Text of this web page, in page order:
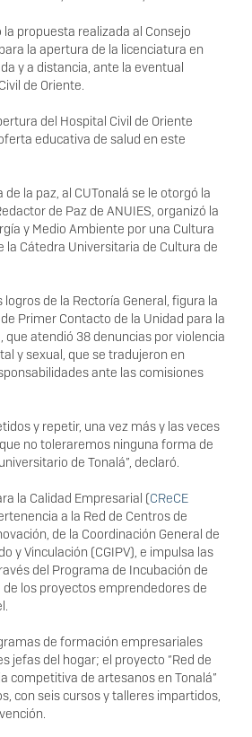
la propuesta realizada al Consejo
la apertura de la licenciatura en
y a distancia, ante la eventual
de Oriente.
del Hospital Civil de Oriente
educativa de salud en este
la paz, al CUTonalá se le otorgó la
de Paz de ANUIES, organizó la
y Medio Ambiente por una Cultura
la Cátedra Universitaria de Cultura de
logros de la Rectoría General, figura la
Primer Contacto de la Unidad para la
que atendió 38 denuncias por violencia
y sexual, que se tradujeron en
ante las comisiones
y repetir, una vez más y las veces
no toleraremos ninguna forma de
de Tonalá”, declaró.
la Calidad Empresarial (CReCE
a la Red de Centros de
de la Coordinación General de
y Vinculación (CGIPV), e impulsa las
del Programa de Incubación de
de los proyectos emprendedores de
de formación empresariales
jefas del hogar; el proyecto “Red de
competitiva de artesanos en Tonalá”
con seis cursos y talleres impartidos,